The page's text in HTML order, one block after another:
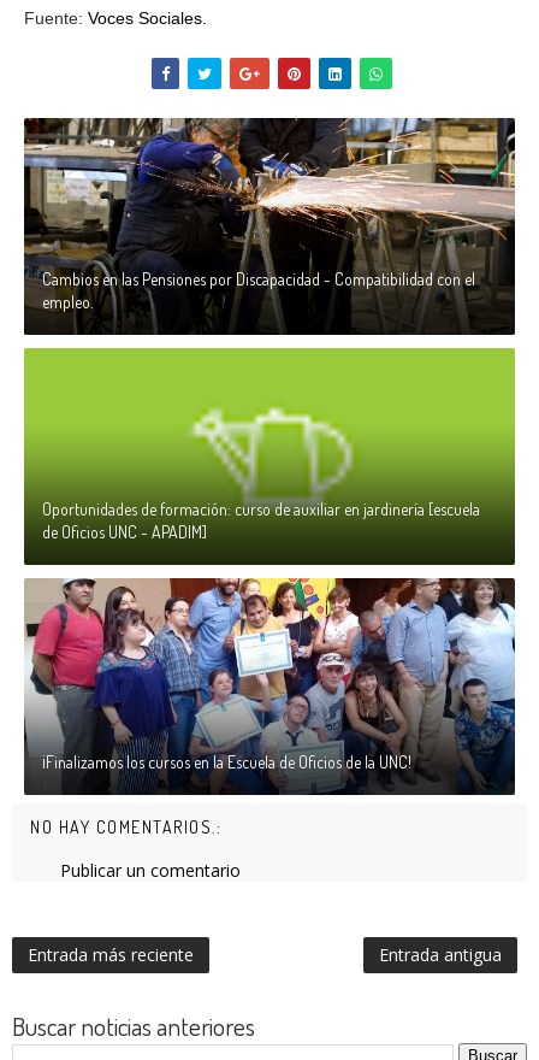
Fuente: Voces Sociales.
Cambios en las Pensiones por Discapacidad - Compatibilidad con el
empleo.
Oportunidades de formación: curso de auxiliar en jardinería [escuela
de Oficios UNC - APADIM]
¡Finalizamos los cursos en la Escuela de Oficios de la UNC!
NO HAY COMENTARIOS.:
Publicar un comentario
Entrada más reciente Entrada antigua
Buscar noticias anteriores